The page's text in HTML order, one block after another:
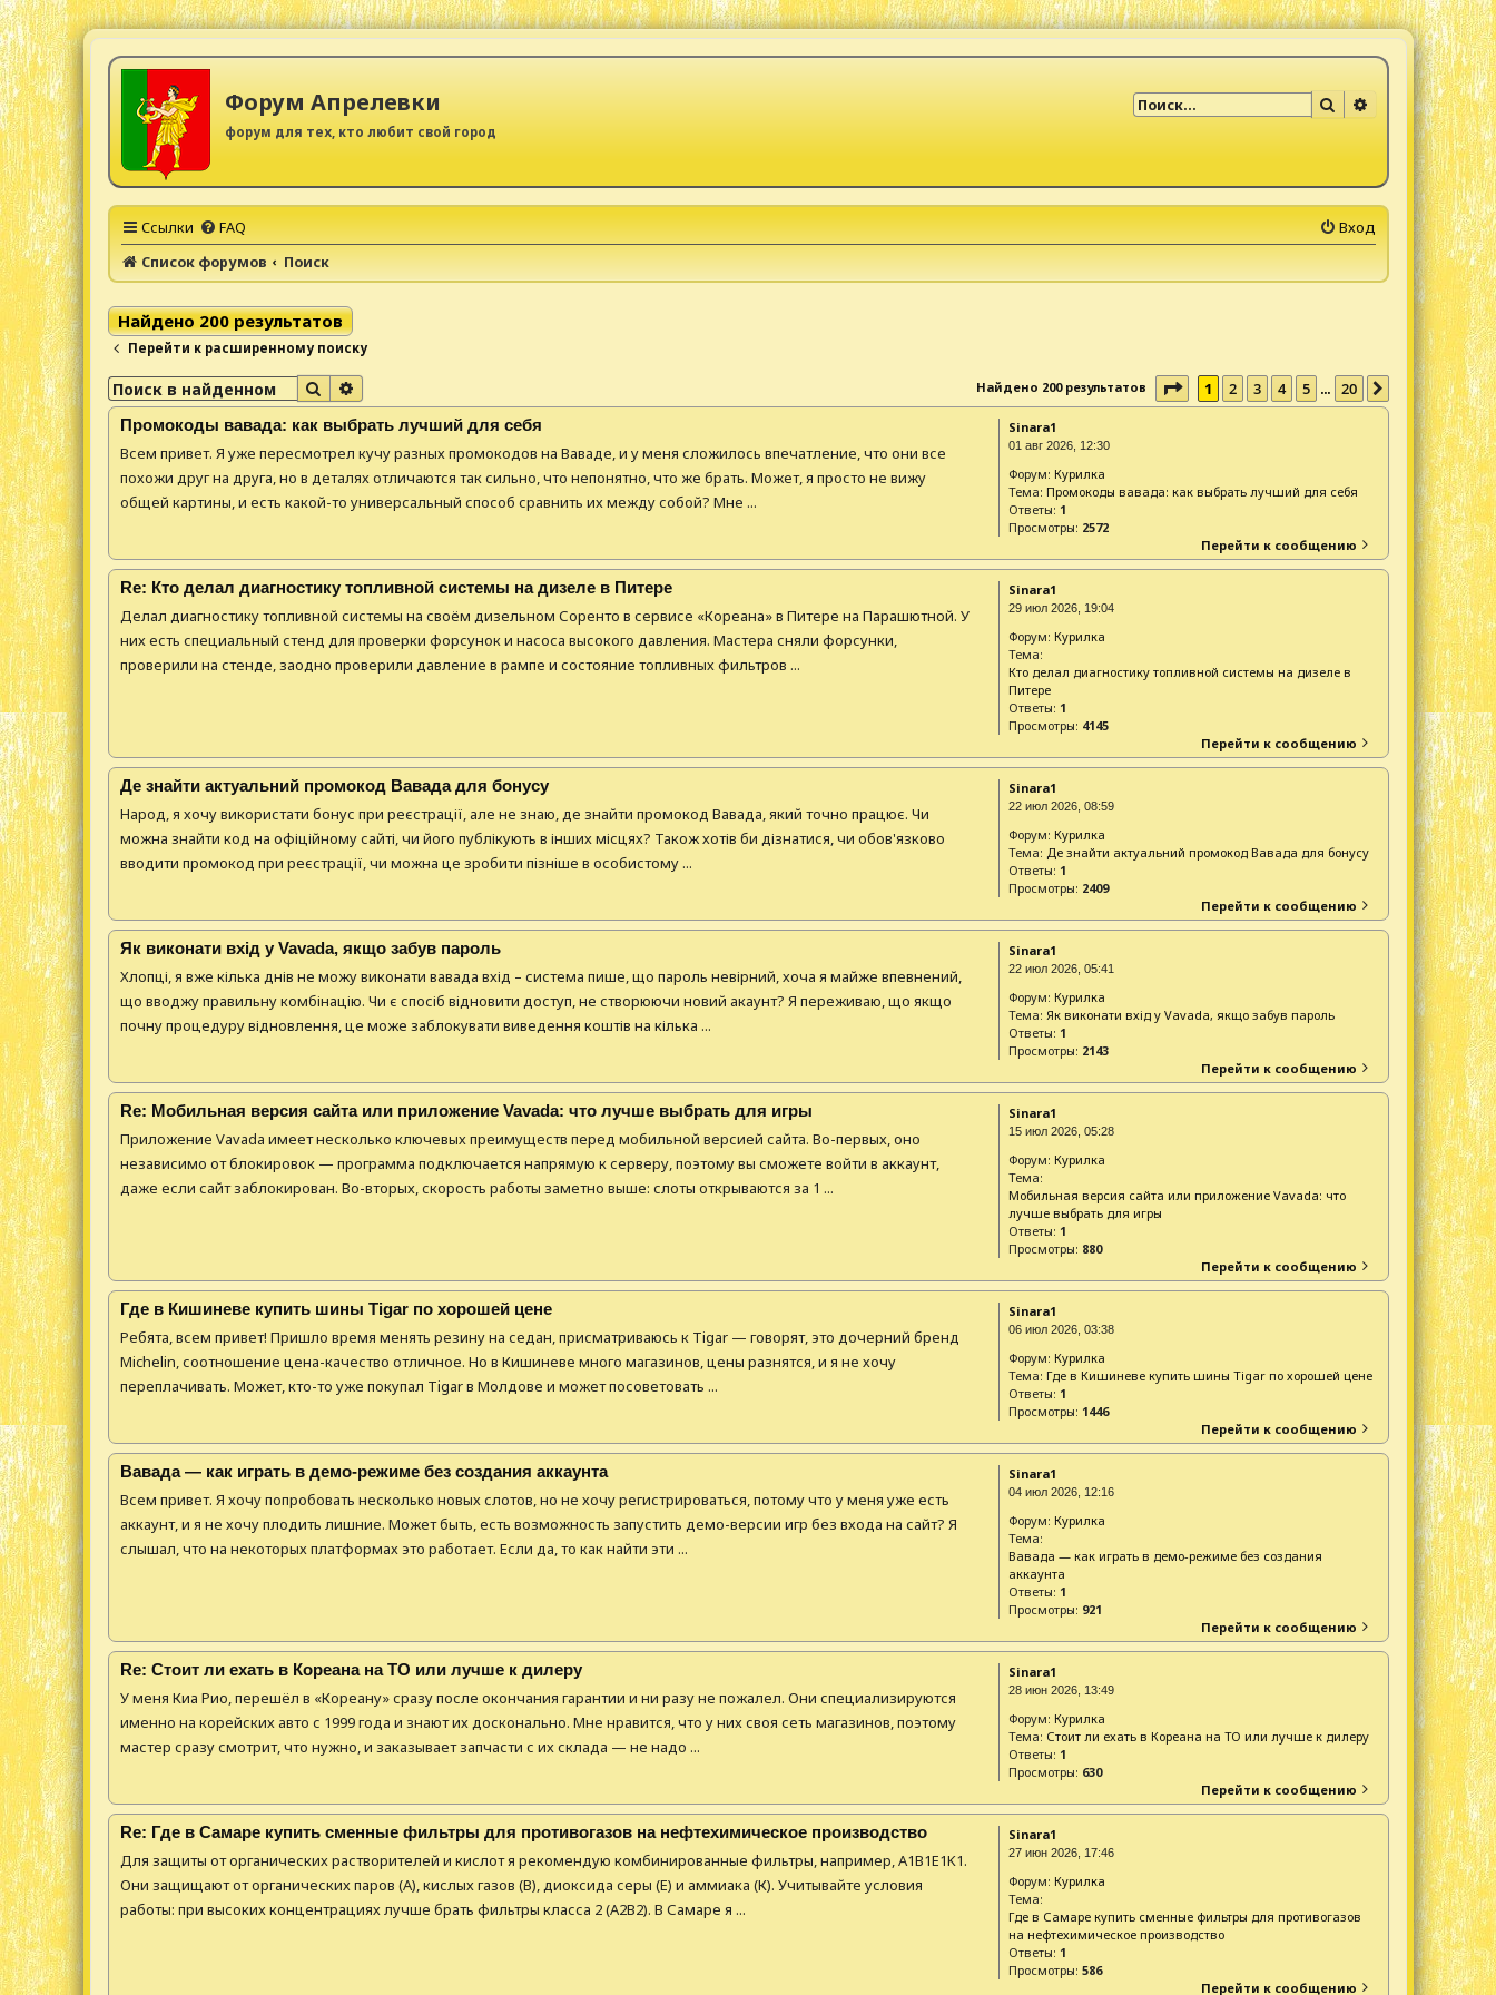
Форум Апрелевки
форум для тех, кто любит свой город
Поиск Расширенный
Ссылки FAQ
Вход
Список форумов
Поиск
Найдено 200 результатов
Перейти к расширенному поиску
Поиск Найдено 200 результатов Страница1 из 20
1 2 3 4 5 … 20 След.
Sinara1
01 авг 2026, 12:30
Форум: Курилка
Тема: Промокоды вавада: как выбрать лучший для себя
Ответы: 1
Просмотры: 2572
Промокоды вавада: как выбрать лучший для себя
Всем привет. Я уже пересмотрел кучу разных промокодов на Ваваде, и у меня сложилось впечатление, что они все
похожи друг на друга, но в деталях отличаются так сильно, что непонятно, что же брать. Может, я просто не вижу
общей картины, и есть какой-то универсальный способ сравнить их между собой? Мне ...
Перейти к сообщению
Sinara1
29 июл 2026, 19:04
Форум: Курилка
Тема:
Кто делал диагностику топливной системы на дизеле в
Питере
Ответы: 1
Просмотры: 4145
Re: Кто делал диагностику топливной системы на дизеле в Питере
Делал диагностику топливной системы на своём дизельном Соренто в сервисе «Кореана» в Питере на Парашютной. У
них есть специальный стенд для проверки форсунок и насоса высокого давления. Мастера сняли форсунки,
проверили на стенде, заодно проверили давление в рампе и состояние топливных фильтров ...
Перейти к сообщению
Sinara1
22 июл 2026, 08:59
Форум: Курилка
Тема: Де знайти актуальний промокод Вавада для бонусу
Ответы: 1
Просмотры: 2409
Де знайти актуальний промокод Вавада для бонусу
Народ, я хочу використати бонус при реєстрації, але не знаю, де знайти промокод Вавада, який точно працює. Чи
можна знайти код на офіційному сайті, чи його публікують в інших місцях? Також хотів би дізнатися, чи обов'язково
вводити промокод при реєстрації, чи можна це зробити пізніше в особистому ...
Перейти к сообщению
Sinara1
22 июл 2026, 05:41
Форум: Курилка
Тема: Як виконати вхід у Vavada, якщо забув пароль
Ответы: 1
Просмотры: 2143
Як виконати вхід у Vavada, якщо забув пароль
Хлопці, я вже кілька днів не можу виконати вавада вхід – система пише, що пароль невірний, хоча я майже впевнений,
що вводжу правильну комбінацію. Чи є спосіб відновити доступ, не створюючи новий акаунт? Я переживаю, що якщо
почну процедуру відновлення, це може заблокувати виведення коштів на кілька ...
Перейти к сообщению
Sinara1
15 июл 2026, 05:28
Форум: Курилка
Тема:
Мобильная версия сайта или приложение Vavada: что
лучше выбрать для игры
Ответы: 1
Просмотры: 880
Re: Мобильная версия сайта или приложение Vavada: что лучше выбрать для игры
Приложение Vavada имеет несколько ключевых преимуществ перед мобильной версией сайта. Во-первых, оно
независимо от блокировок — программа подключается напрямую к серверу, поэтому вы сможете войти в аккаунт,
даже если сайт заблокирован. Во-вторых, скорость работы заметно выше: слоты открываются за 1 ...
Перейти к сообщению
Sinara1
06 июл 2026, 03:38
Форум: Курилка
Тема: Где в Кишиневе купить шины Tigar по хорошей цене
Ответы: 1
Просмотры: 1446
Где в Кишиневе купить шины Tigar по хорошей цене
Ребята, всем привет! Пришло время менять резину на седан, присматриваюсь к Tigar — говорят, это дочерний бренд
Michelin, соотношение цена-качество отличное. Но в Кишиневе много магазинов, цены разнятся, и я не хочу
переплачивать. Может, кто-то уже покупал Tigar в Молдове и может посоветовать ...
Перейти к сообщению
Sinara1
04 июл 2026, 12:16
Форум: Курилка
Тема:
Вавада — как играть в демо-режиме без создания
аккаунта
Ответы: 1
Просмотры: 921
Вавада — как играть в демо-режиме без создания аккаунта
Всем привет. Я хочу попробовать несколько новых слотов, но не хочу регистрироваться, потому что у меня уже есть
аккаунт, и я не хочу плодить лишние. Может быть, есть возможность запустить демо-версии игр без входа на сайт? Я
слышал, что на некоторых платформах это работает. Если да, то как найти эти ...
Перейти к сообщению
Sinara1
28 июн 2026, 13:49
Форум: Курилка
Тема: Стоит ли ехать в Кореана на ТО или лучше к дилеру
Ответы: 1
Просмотры: 630
Re: Стоит ли ехать в Кореана на ТО или лучше к дилеру
У меня Киа Рио, перешёл в «Кореану» сразу после окончания гарантии и ни разу не пожалел. Они специализируются
именно на корейских авто с 1999 года и знают их досконально. Мне нравится, что у них своя сеть магазинов, поэтому
мастер сразу смотрит, что нужно, и заказывает запчасти с их склада — не надо ...
Перейти к сообщению
Sinara1
27 июн 2026, 17:46
Форум: Курилка
Тема:
Где в Самаре купить сменные фильтры для противогазов
на нефтехимическое производство
Ответы: 1
Просмотры: 586
Re: Где в Самаре купить сменные фильтры для противогазов на нефтехимическое производство
Для защиты от органических растворителей и кислот я рекомендую комбинированные фильтры, например, A1B1E1K1.
Они защищают от органических паров (А), кислых газов (В), диоксида серы (Е) и аммиака (К). Учитывайте условия
работы: при высоких концентрациях лучше брать фильтры класса 2 (А2В2). В Самаре я ...
Перейти к сообщению